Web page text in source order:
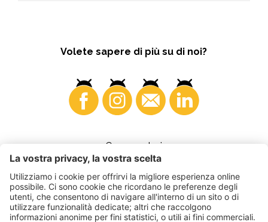
Volete sapere di più su di noi?
Consumatori